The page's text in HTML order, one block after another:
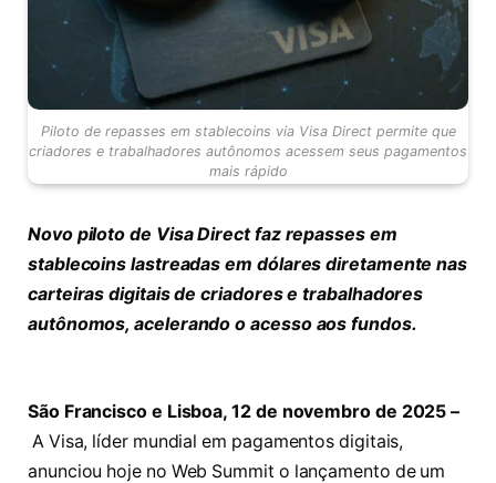
Piloto de repasses em stablecoins via Visa Direct permite que
criadores e trabalhadores autônomos acessem seus pagamentos
mais rápido
Novo piloto de Visa Direct faz repasses em
stablecoins lastreadas em dólares diretamente nas
carteiras digitais de criadores e trabalhadores
autônomos, acelerando o acesso aos fundos.
São Francisco e Lisboa, 12 de novembro de 2025 –
A Visa, líder mundial em pagamentos digitais,
anunciou hoje no Web Summit o lançamento de um